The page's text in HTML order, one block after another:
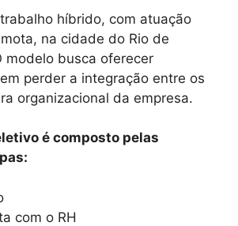
híbrido, com atuação
na cidade do Rio de
modelo busca oferecer
perder a integração entre os
organizacional da empresa.
é composto pelas
com o RH